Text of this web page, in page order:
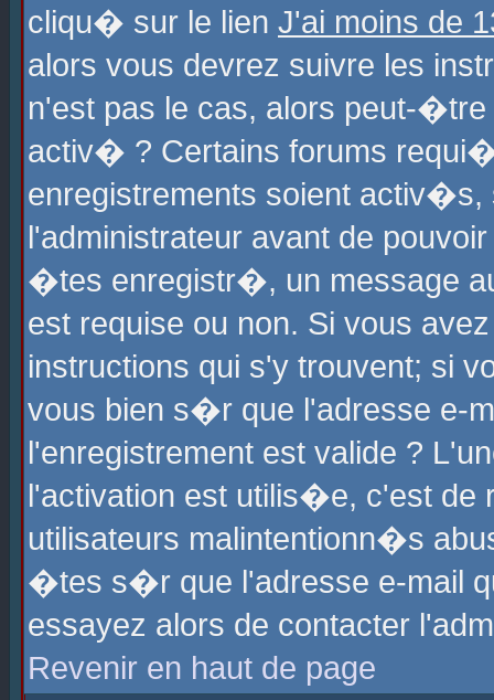
cliqu� sur le lien J'ai moins de
alors vous devrez suivre les
n'est pas le cas, alors peut-
activ� ? Certains forums
enregistrements soient
l'administrateur avant de
�tes enregistr�, un message
est requise ou non. Si vous
instructions qui s'y trouvent; si
vous bien s�r que l'adresse e-
l'enregistrement est valide ?
l'activation est utilis�e, c'est
utilisateurs malintentionn�s
�tes s�r que l'adresse e-mail
essayez alors de contacter
Revenir en haut de page